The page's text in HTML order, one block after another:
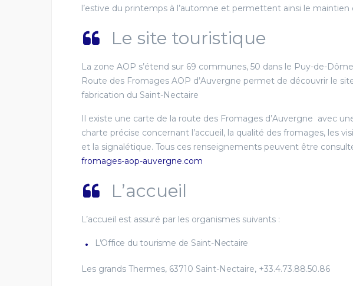
l’estive du printemps à l’automne et permettent ainsi le maintien
Le site touristique
La zone AOP s’étend sur 69 communes, 50 dans le Puy-de-
Route des Fromages AOP d’Auvergne permet de découvrir le
fabrication du Saint-Nectaire
Il existe une carte de la route des Fromages d’Auvergne avec
charte précise concernant l’accueil, la qualité des fromages, les
et la signalétique. Tous ces renseignements peuvent être
fromages-aop-auvergne.com
L’accueil
L’accueil est assuré par les organismes suivants :
L’Office du tourisme de Saint-Nectaire
Les grands Thermes, 63710 Saint-Nectaire, +33.4.73.88.50.86